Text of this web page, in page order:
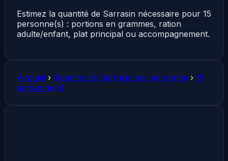
Estimez la quantité de Sarrasin nécessaire pour 15
personne(s) : portions en grammes, ration
adulte/enfant, plat principal ou accompagnement.
Accueil › Quantité de Sarrasin par personne › 15
personne(s)